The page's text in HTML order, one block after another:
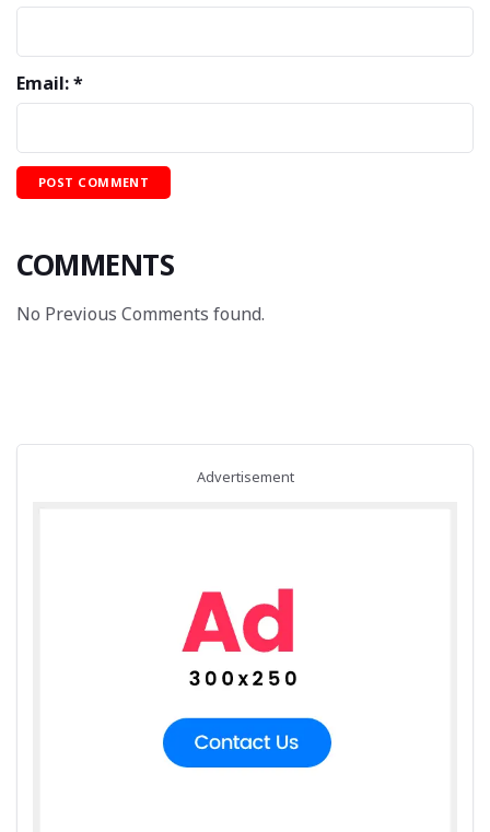
Email: *
COMMENTS
No Previous Comments found.
Advertisement